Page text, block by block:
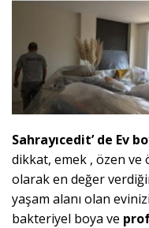
Sahrayıcedit’ de Ev
dikkat, emek , özen
olarak en değer
yaşam alanı olan
bakteriyel boya ve